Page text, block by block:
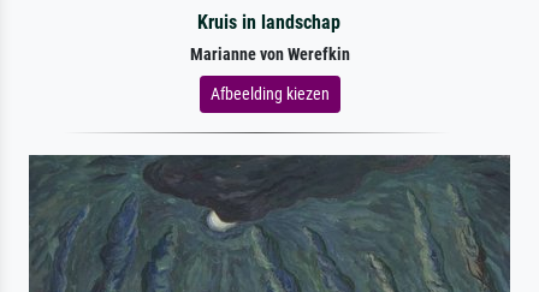
Kruis in landschap
Marianne von Werefkin
Afbeelding kiezen